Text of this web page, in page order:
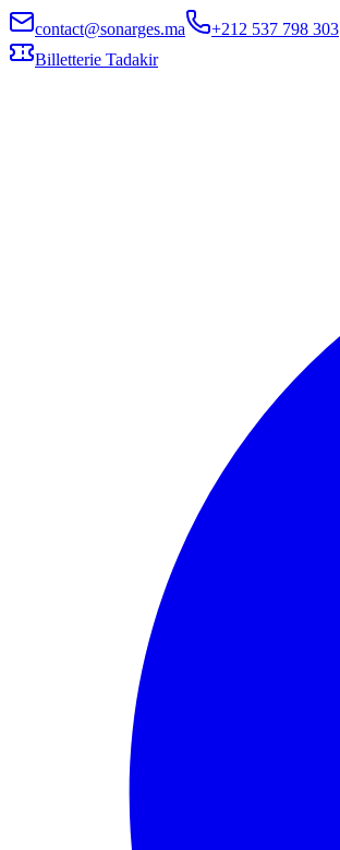
contact@sonarges.ma
+212 537 798 303
Billetterie Tadakir